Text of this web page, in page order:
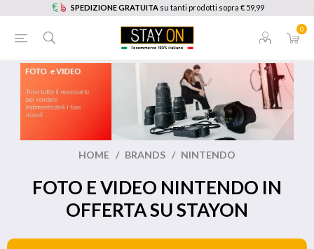
SPEDIZIONE GRATUITA su tanti prodotti sopra € 59,99
0
HOME / BRANDS / NINTENDO
FOTO E VIDEO NINTENDO IN
OFFERTA SU STAYON